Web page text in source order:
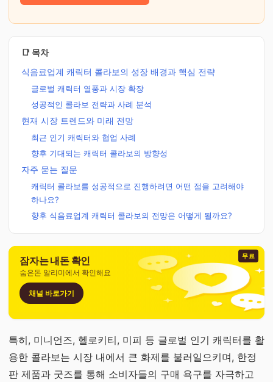
📑 목차
식음료업계 캐릭터 콜라보의 성장 배경과 핵심 전략
글로벌 캐릭터 열풍과 시장 확장
성공적인 콜라보 전략과 사례 분석
현재 시장 트렌드와 미래 전망
최근 인기 캐릭터와 협업 사례
향후 기대되는 캐릭터 콜라보의 방향성
자주 묻는 질문
캐릭터 콜라보를 성공적으로 진행하려면 어떤 점을 고려해야
하나요?
향후 식음료업계 캐릭터 콜라보의 전망은 어떻게 될까요?
무료
잠자는 내돈 확인
숨은돈 알리미에서 확인해요
채널 바로가기
특히, 미니언즈, 헬로키티, 미피 등 글로벌 인기 캐릭터를 활
용한 콜라보는 시장 내에서 큰 화제를 불러일으키며, 한정
판 제품과 굿즈를 통해 소비자들의 구매 욕구를 자극하고